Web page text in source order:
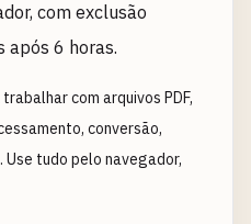
com exclusão
após 6 horas.
com arquivos PDF,
conversão,
tudo pelo navegador,